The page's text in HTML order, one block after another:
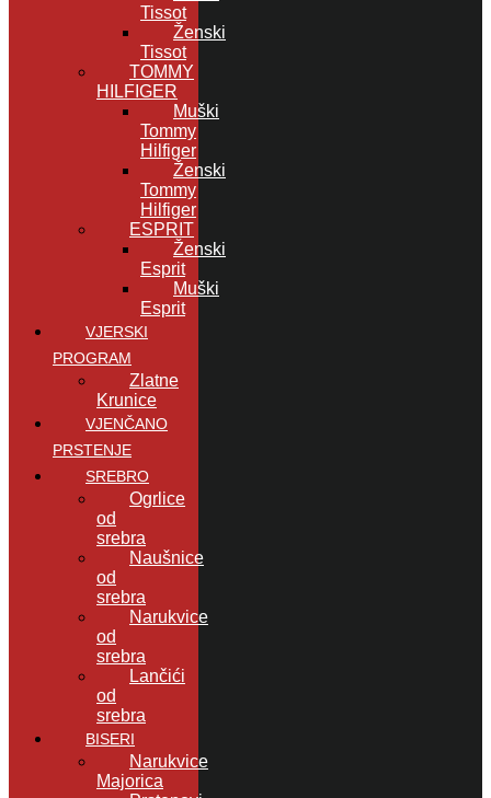
Tissot
Ženski
Tissot
TOMMY
HILFIGER
Muški
Tommy
Hilfiger
Ženski
Tommy
Hilfiger
ESPRIT
Ženski
Esprit
Muški
Esprit
VJERSKI
PROGRAM
Zlatne
Krunice
VJENČANO
PRSTENJE
SREBRO
Ogrlice
od
srebra
Naušnice
od
srebra
Narukvice
od
srebra
Lančići
od
srebra
BISERI
Narukvice
Majorica